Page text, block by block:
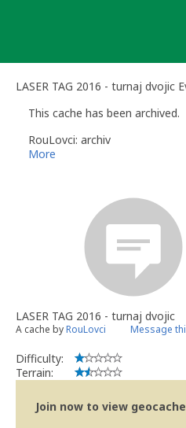
LASER TAG 2016 - turnaj dvojic
This cache has been archived.
RouLovci: archiv
More
LASER TAG 2016 - turnaj dvojic
A cache byRouLovci Message
Difficulty:
Terrain:
Join now to view